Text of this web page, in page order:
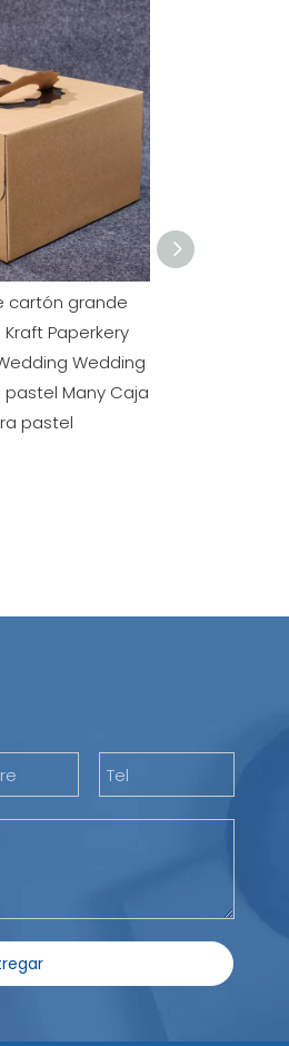
cartón grande
Paperkery
Wedding
Many Caja
pastel